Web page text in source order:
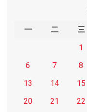
一 二 三
1
6
7 8
13
14 15
20
21 22